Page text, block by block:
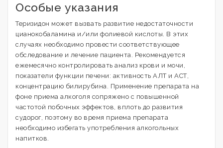
Особые указания
Теризидон может вызвать развитие недостаточности
цианокобаламина и/или фолиевой кислоты. В этих
случаях необходимо провести соответствующее
обследование и лечение пациента. Рекомендуется
ежемесячно контролировать анализ крови и мочи,
показатели функции печени: активность АЛТ и АСТ,
концентрацию билирубина. Применение препарата на
фоне приема алкоголя сопряжено с повышенной
частотой побочных эффектов, вплоть до развития
судорог, поэтому во время приема препарата
необходимо избегать употребления алкогольных
напитков.